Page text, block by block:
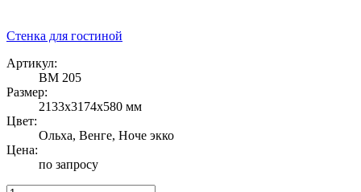
Стенка для гостиной
Артикул:
ВМ 205
Размер:
2133х3174х580 мм
Цвет:
Ольха, Венге, Ноче экко
Цена:
по запросу